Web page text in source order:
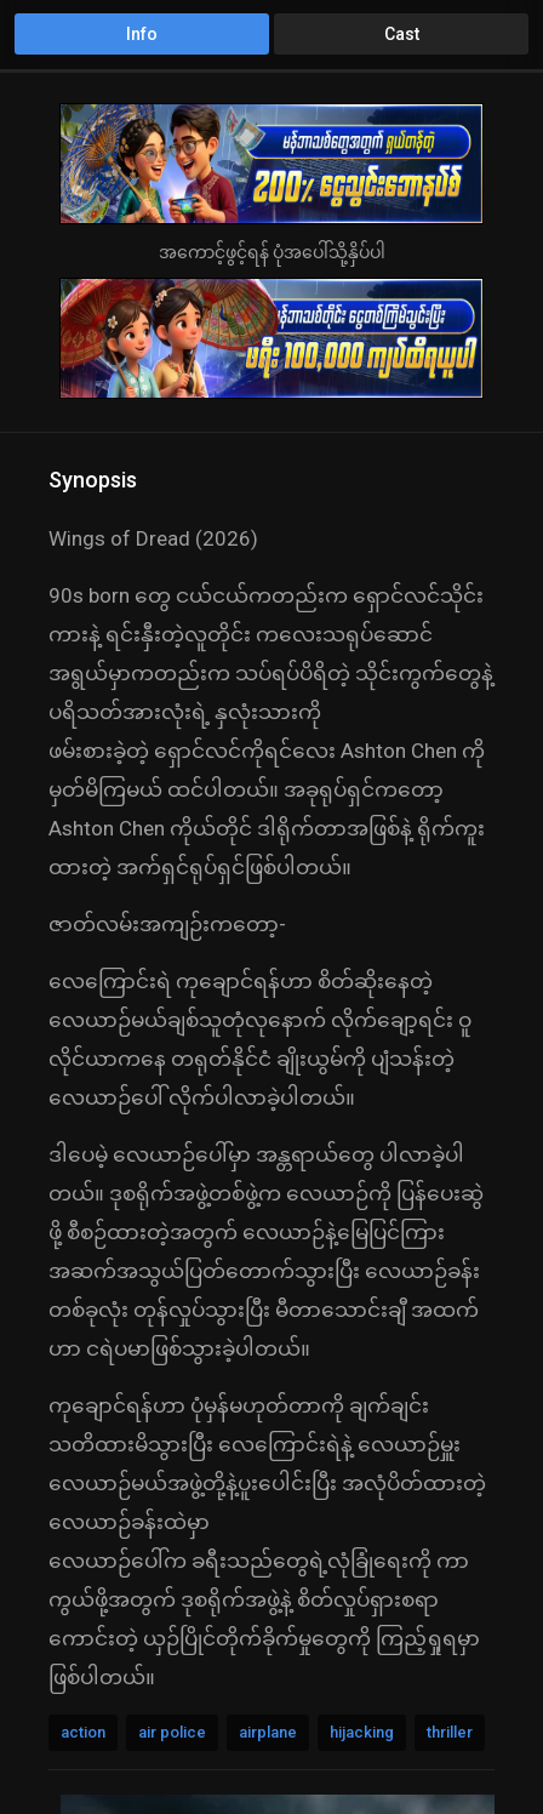
Info Cast
အကောင့်ဖွင့်ရန် ပုံအပေါ်သို့နှိပ်ပါ
Synopsis
Wings of Dread (2026)
90s born တွေ ငယ်ငယ်ကတည်းက ရှောင်လင်သိုင်း
ကားနဲ့ ရင်းနှီးတဲ့လူတိုင်း ကလေးသရုပ်ဆောင်
အရွယ်မှာကတည်းက သပ်ရပ်ပိရိတဲ့ သိုင်းကွက်တွေနဲ့
ပရိသတ်အားလုံးရဲ့ နှလုံးသားကို
ဖမ်းစားခဲ့တဲ့ ရှောင်လင်ကိုရင်လေး Ashton Chen ကို
မှတ်မိကြမယ် ထင်ပါတယ်။ အခုရုပ်ရှင်ကတော့
Ashton Chen ကိုယ်တိုင် ဒါရိုက်တာအဖြစ်နဲ့ ရိုက်ကူး
ထားတဲ့ အက်ရှင်ရုပ်ရှင်ဖြစ်ပါတယ်။
ဇာတ်လမ်းအကျဉ်းကတော့-
လေကြောင်းရဲ ကုချောင်ရန်ဟာ စိတ်ဆိုးနေတဲ့
လေယာဉ်မယ်ချစ်သူတုံလုနောက် လိုက်ချော့ရင်း ဝူ
လိုင်ယာကနေ တရုတ်နိုင်ငံ ချိုးယွမ်ကို ပျံသန်းတဲ့
လေယာဉ်ပေါ် လိုက်ပါလာခဲ့ပါတယ်။
ဒါပေမဲ့ လေယာဉ်ပေါ်မှာ အန္တရာယ်တွေ ပါလာခဲ့ပါ
တယ်။ ဒုစရိုက်အဖွဲ့တစ်ဖွဲ့က လေယာဉ်ကို ပြန်ပေးဆွဲ
ဖို့ စီစဉ်ထားတဲ့အတွက် လေယာဉ်နဲ့မြေပြင်ကြား
အဆက်အသွယ်ပြတ်တောက်သွားပြီး လေယာဉ်ခန်း
တစ်ခုလုံး တုန်လှုပ်သွားပြီး မီတာသောင်းချီ အထက်
ဟာ ငရဲပမာဖြစ်သွားခဲ့ပါတယ်။
ကုချောင်ရန်ဟာ ပုံမှန်မဟုတ်တာကို ချက်ချင်း
သတိထားမိသွားပြီး လေကြောင်းရဲနဲ့ လေယာဉ်မှူး
လေယာဉ်မယ်အဖွဲ့တို့နဲ့ပူးပေါင်းပြီး အလုံပိတ်ထားတဲ့
လေယာဉ်ခန်းထဲမှာ
လေယာဉ်ပေါ်က ခရီးသည်တွေရဲ့လုံခြုံရေးကို ကာ
ကွယ်ဖို့အတွက် ဒုစရိုက်အဖွဲ့နဲ့ စိတ်လှုပ်ရှားစရာ
ကောင်းတဲ့ ယှဉ်ပြိုင်တိုက်ခိုက်မှုတွေကို ကြည့်ရှုရမှာ
ဖြစ်ပါတယ်။
action air police airplane hijacking thriller